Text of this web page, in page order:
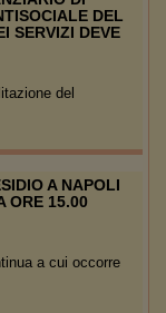
DEL
SERVIZI DEVE
del
A NAPOLI
ORE 15.00
a cui occorre